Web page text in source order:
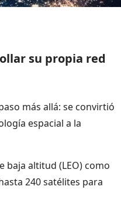
su propia red
más allá: se convirtió
espacial a la
baja altitud (LEO) como
240 satélites para